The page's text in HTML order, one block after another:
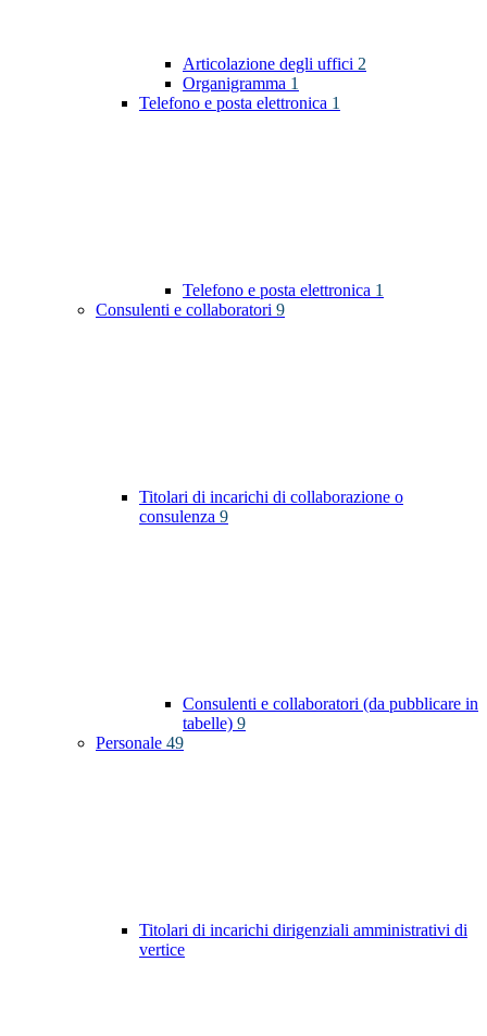
Articolazione degli uffici 2
Organigramma 1
Telefono e posta elettronica 1
Telefono e posta elettronica 1
Consulenti e collaboratori 9
Titolari di incarichi di collaborazione o
consulenza 9
Consulenti e collaboratori (da pubblicare in
tabelle) 9
Personale 49
Titolari di incarichi dirigenziali amministrativi di
vertice